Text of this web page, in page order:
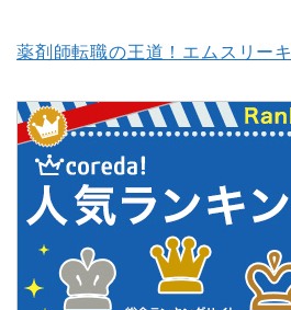
薬剤師転職の王道！エムスリー